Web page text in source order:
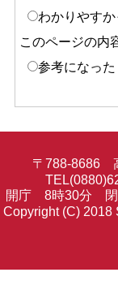
わかりやす
このページの内
参考になった
〒788-8686
開庁 8時30分 閉
Copyright (C) 2018